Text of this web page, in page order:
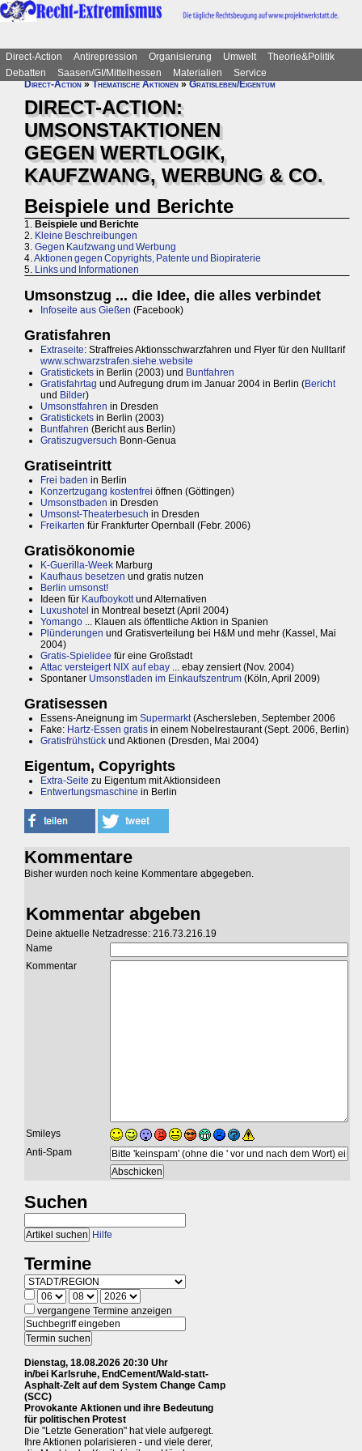
Direct-Action Antirepression Organisierung Umwelt
Theorie&Politik
Debatten
Saasen/GI/Mittelhessen Materialien
Service
Direct-Action»Thematische Aktionen»Gratisleben/Eigentum
DIRECT-ACTION:
UMSONSTAKTIONEN
GEGEN WERTLOGIK,
KAUFZWANG, WERBUNG & CO.
Beispiele und Berichte
1. Beispiele und Berichte
2. Kleine Beschreibungen
3. Gegen Kaufzwang und Werbung
4.Aktionen gegen Copyrights, Patente und Biopiraterie
5. Links und Informationen
Umsonstzug ... die Idee, die alles verbindet
Infoseite aus Gießen (Facebook)
Gratisfahren
Extraseite: Straffreies Aktionsschwarzfahren und Flyer für den Nulltarif
www.schwarzstrafen.siehe.website
Gratistickets in Berlin (2003) und Buntfahren
Gratisfahrtag und Aufregung drum im Januar 2004 in Berlin (Bericht
und Bilder)
Umsonstfahren in Dresden
Gratistickets in Berlin (2003)
Buntfahren (Bericht aus Berlin)
Gratiszugversuch Bonn-Genua
Gratiseintritt
Frei baden in Berlin
Konzertzugang kostenfrei öffnen (Göttingen)
Umsonstbaden in Dresden
Umsonst-Theaterbesuch in Dresden
Freikarten für Frankfurter Opernball (Febr. 2006)
Gratisökonomie
K-Guerilla-Week Marburg
Kaufhaus besetzen und gratis nutzen
Berlin umsonst!
Ideen für Kaufboykottund Alternativen
Luxushotel in Montreal besetzt (April 2004)
Yomango ... Klauen als öffentliche Aktion in Spanien
Plünderungen und Gratisverteilung bei H&M und mehr (Kassel, Mai
2004)
Gratis-Spielidee für eine Großstadt
Attac versteigert NIX auf ebay ... ebay zensiert (Nov. 2004)
Spontaner Umsonstladen im Einkaufszentrum (Köln, April 2009)
Gratisessen
Essens-Aneignung im Supermarkt(Aschersleben, September 2006
Fake: Hartz-Essen gratis in einem Nobelrestaurant (Sept. 2006, Berlin)
Gratisfrühstück und Aktionen (Dresden, Mai 2004)
Eigentum, Copyrights
Extra-Seite zu Eigentum mit Aktionsideen
Entwertungsmaschine in Berlin
Kommentare
Bisher wurden noch keine Kommentare abgegeben.
Kommentar abgeben
Deine aktuelle Netzadresse: 216.73.216.19
Name
Kommentar
Smileys
Anti-Spam
Suchen
Hilfe
Termine
vergangene Termine anzeigen
Dienstag, 18.08.2026 20:30 Uhr
in/bei Karlsruhe, EndCement/Wald-statt-
Asphalt-Zelt auf dem System Change Camp
(SCC)
Provokante Aktionen und ihre Bedeutung
für politischen Protest
Die "Letzte Generation" hat viele aufgeregt.
Ihre Aktionen polarisieren - und viele derer,